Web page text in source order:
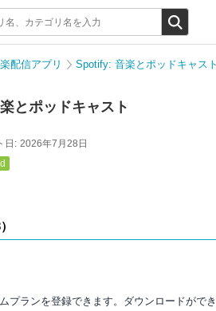
配信アプリ Spotify: 音楽とポッドキャスト
とポッドキャスト
日: 2026年7月28日
）
プランを登録できます。ダウンロードがで